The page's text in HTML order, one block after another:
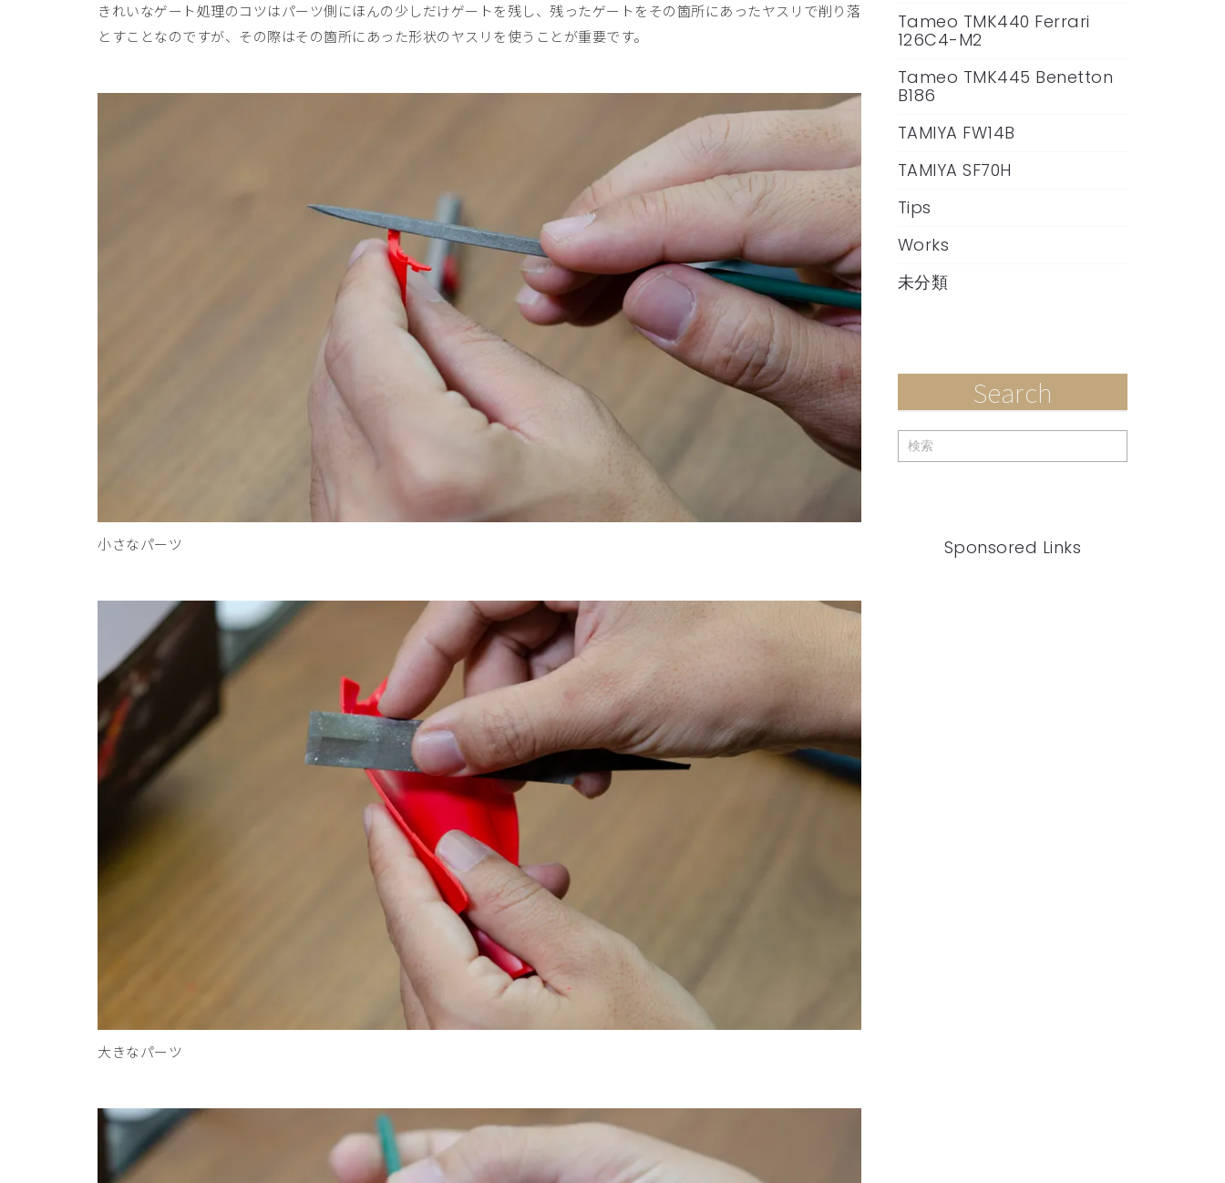
きれいなゲート処理のコツはパーツ側にほんの少しだけゲートを残し、残ったゲートをその箇所にあったヤスリで削り落
とすことなのですが、その際はその箇所にあった形状のヤスリを使うことが重要です。
小さなパーツ
大きなパーツ
Tameo TMK440 Ferrari
126C4-M2
Tameo TMK445 Benetton
B186
TAMIYA FW14B
TAMIYA SF70H
Tips
Works
未分類
Search
Sponsored Links